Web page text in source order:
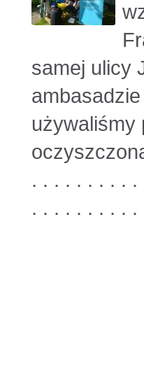
samej ulicy
używaliśmy
. . . . . . . . .
. . . . . . . . . .